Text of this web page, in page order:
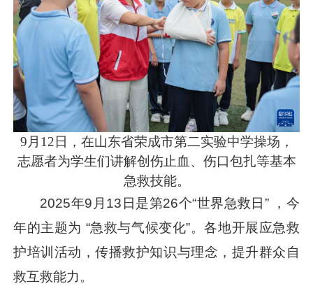
9月12日，在山东省荣成市第二实验中学操场，
志愿者为学生们讲解创伤止血、伤口包扎等基本
急救技能。
2025年9月13日是第26个“世界急救日” ，今
年的主题为 “急救与气候变化”。各地开展应急救
护培训活动，传播救护知识与理念，提升群众自
救互救能力。